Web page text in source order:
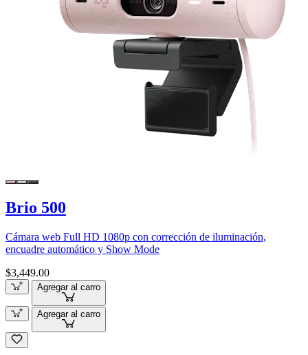
Brio 500
Cámara web Full HD 1080p con corrección de iluminación,
encuadre automático y Show Mode
$3,449.00
Agregar al carro
Agregar al carro